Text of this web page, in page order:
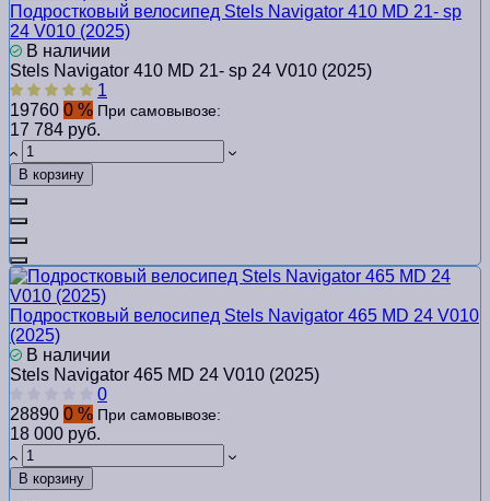
Подростковый велосипед Stels Navigator 410 MD 21- sp
24 V010 (2025)
В наличии
Stels Navigator 410 MD 21- sp 24 V010 (2025)
1
19760 0 % При самовывозе:
17 784 руб.
В корзину
Подростковый велосипед Stels Navigator 465 MD 24 V010
(2025)
В наличии
Stels Navigator 465 MD 24 V010 (2025)
0
28890 0 % При самовывозе:
18 000 руб.
В корзину